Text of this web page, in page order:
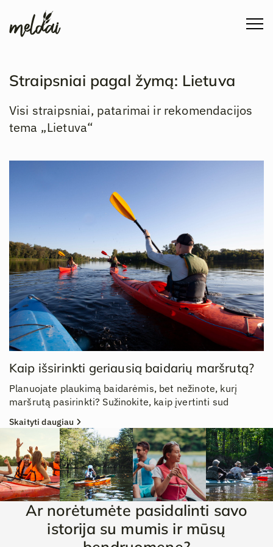
Straipsniai pagal žymą: Lietuva
Visi straipsniai, patarimai ir rekomendacijos
tema „Lietuva“
Kaip išsirinkti geriausią baidarių maršrutą?
Planuojate plaukimą baidarėmis, bet nežinote, kurį
maršrutą pasirinkti? Sužinokite, kaip įvertinti sud
Skaityti daugiau
Ar norėtumėte pasidalinti savo
istorija su mumis ir mūsų